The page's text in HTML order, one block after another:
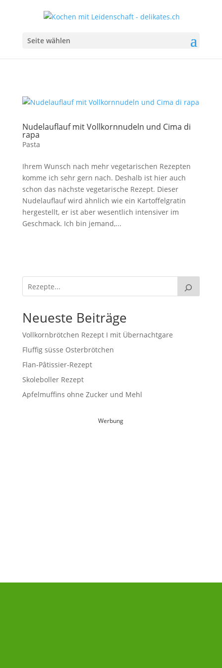
Seite wählen
Nudelauflauf mit Vollkornnudeln und Cima di
rapa
Pasta
Ihrem Wunsch nach mehr vegetarischen Rezepten
komme ich sehr gern nach. Deshalb ist hier auch
schon das nächste vegetarische Rezept. Dieser
Nudelauflauf wird ähnlich wie ein Kartoffelgratin
hergestellt, er ist aber wesentlich intensiver im
Geschmack. Ich bin jemand,...
Neueste Beiträge
Vollkornbrötchen Rezept I mit Übernachtgare
Fluffig süsse Osterbrötchen
Flan-Pâtissier-Rezept
Skoleboller Rezept
Apfelmuffins ohne Zucker und Mehl
Werbung